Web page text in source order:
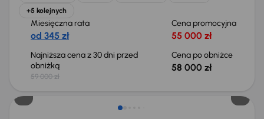
+5 kolejnych
Miesięczna rata
od 345 zł
Cena promocyjna
55 000 zł
Najniższa cena z 30 dni przed
obniżką
59 000 zł
Cena po obniżce
58 000 zł